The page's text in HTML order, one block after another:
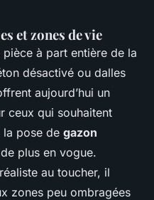
et zones de vie
à part entière de la
désactivé ou dalles
aujourd’hui un
ceux qui souhaitent
la pose de gazon
plus en vogue.
au toucher, il
zones peu ombragées